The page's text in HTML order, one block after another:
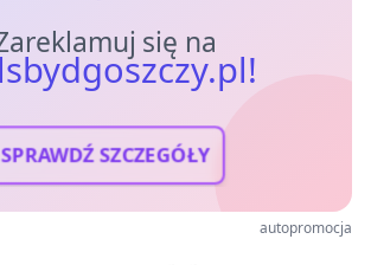
się na
SPRAWDŹ SZCZEGÓŁY
autopromocja